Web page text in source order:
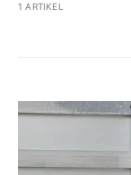
1 ARTIKEL